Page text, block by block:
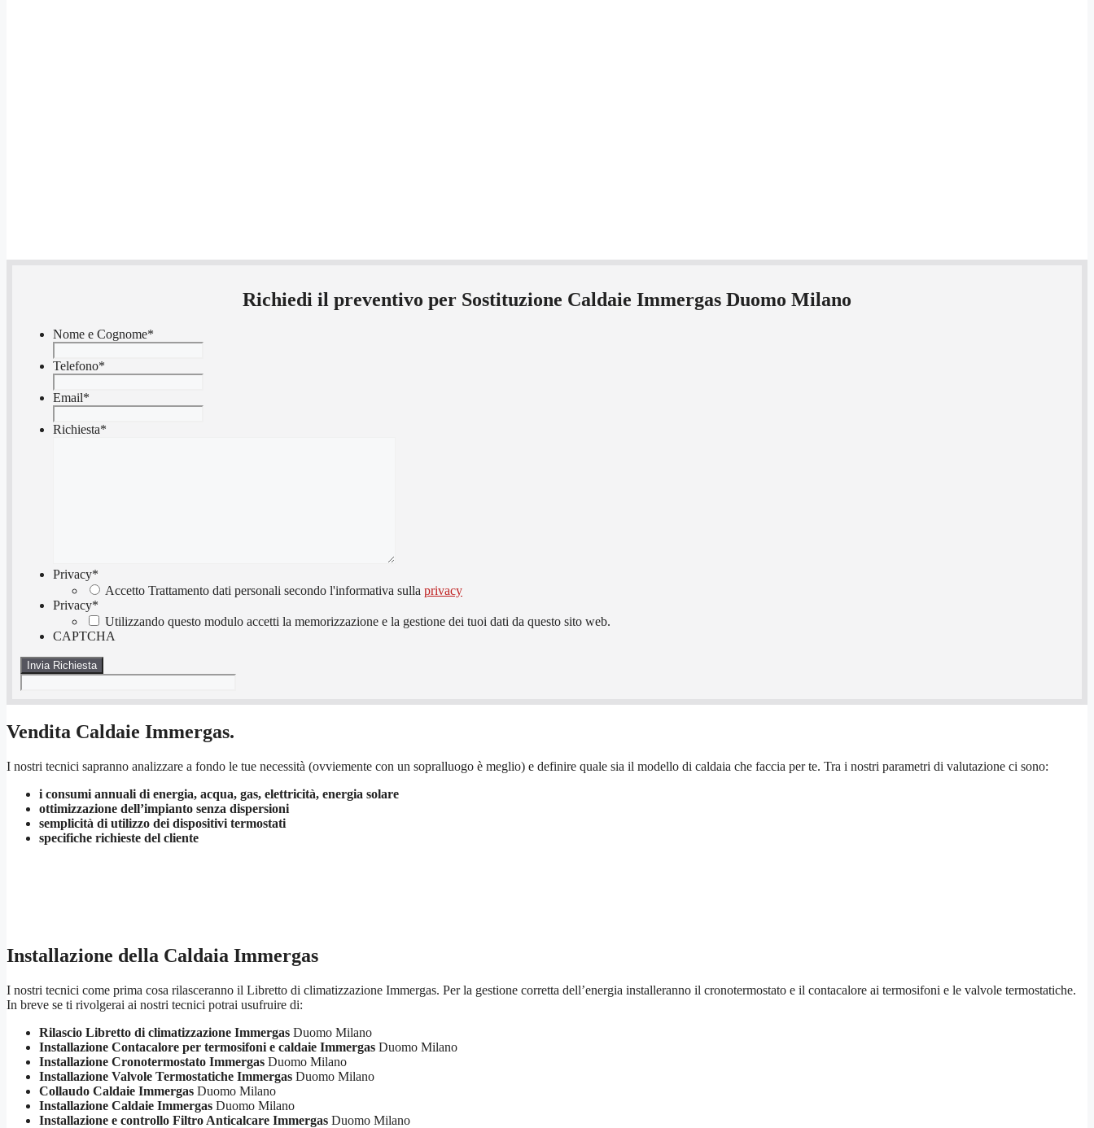
Richiedi il preventivo per Sostituzione Caldaie Immergas Duomo Milano
Nome e Cognome*
Telefono*
Email*
Richiesta*
Privacy*
Accetto Trattamento dati personali secondo l'informativa sulla privacy
Privacy*
Utilizzando questo modulo accetti la memorizzazione e la gestione dei tuoi dati da questo sito web.
CAPTCHA
Vendita Caldaie Immergas.
I nostri tecnici sapranno analizzare a fondo le tue necessità (ovviemente con un sopralluogo è meglio) e definire quale sia il modello di caldaia che faccia per te. Tra i nostri parametri di valutazione ci sono:
i consumi annuali di energia, acqua, gas, elettricità, energia solare
ottimizzazione dell’impianto senza dispersioni
semplicità di utilizzo dei dispositivi termostati
specifiche richieste del cliente
Installazione della Caldaia Immergas
I nostri tecnici come prima cosa rilasceranno il Libretto di climatizzazione Immergas. Per la gestione corretta dell’energia installeranno il cronotermostato e il contacalore ai termosifoni e le valvole termostatiche.
In breve se ti rivolgerai ai nostri tecnici potrai usufruire di:
Rilascio Libretto di climatizzazione Immergas Duomo Milano
Installazione Contacalore per termosifoni e caldaie Immergas Duomo Milano
Installazione Cronotermostato Immergas Duomo Milano
Installazione Valvole Termostatiche Immergas Duomo Milano
Collaudo Caldaie Immergas Duomo Milano
Installazione Caldaie Immergas Duomo Milano
Installazione e controllo Filtro Anticalcare Immergas Duomo Milano